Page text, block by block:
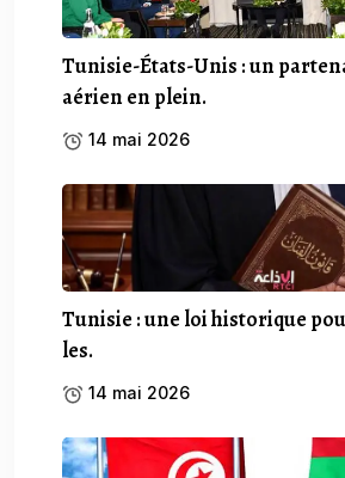
Tunisie-États-Unis : un
aérien en plein.
14 mai 2026
Tunisie : une loi historique
les.
14 mai 2026